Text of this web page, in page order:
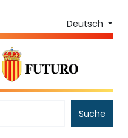
Deutsch
Suche